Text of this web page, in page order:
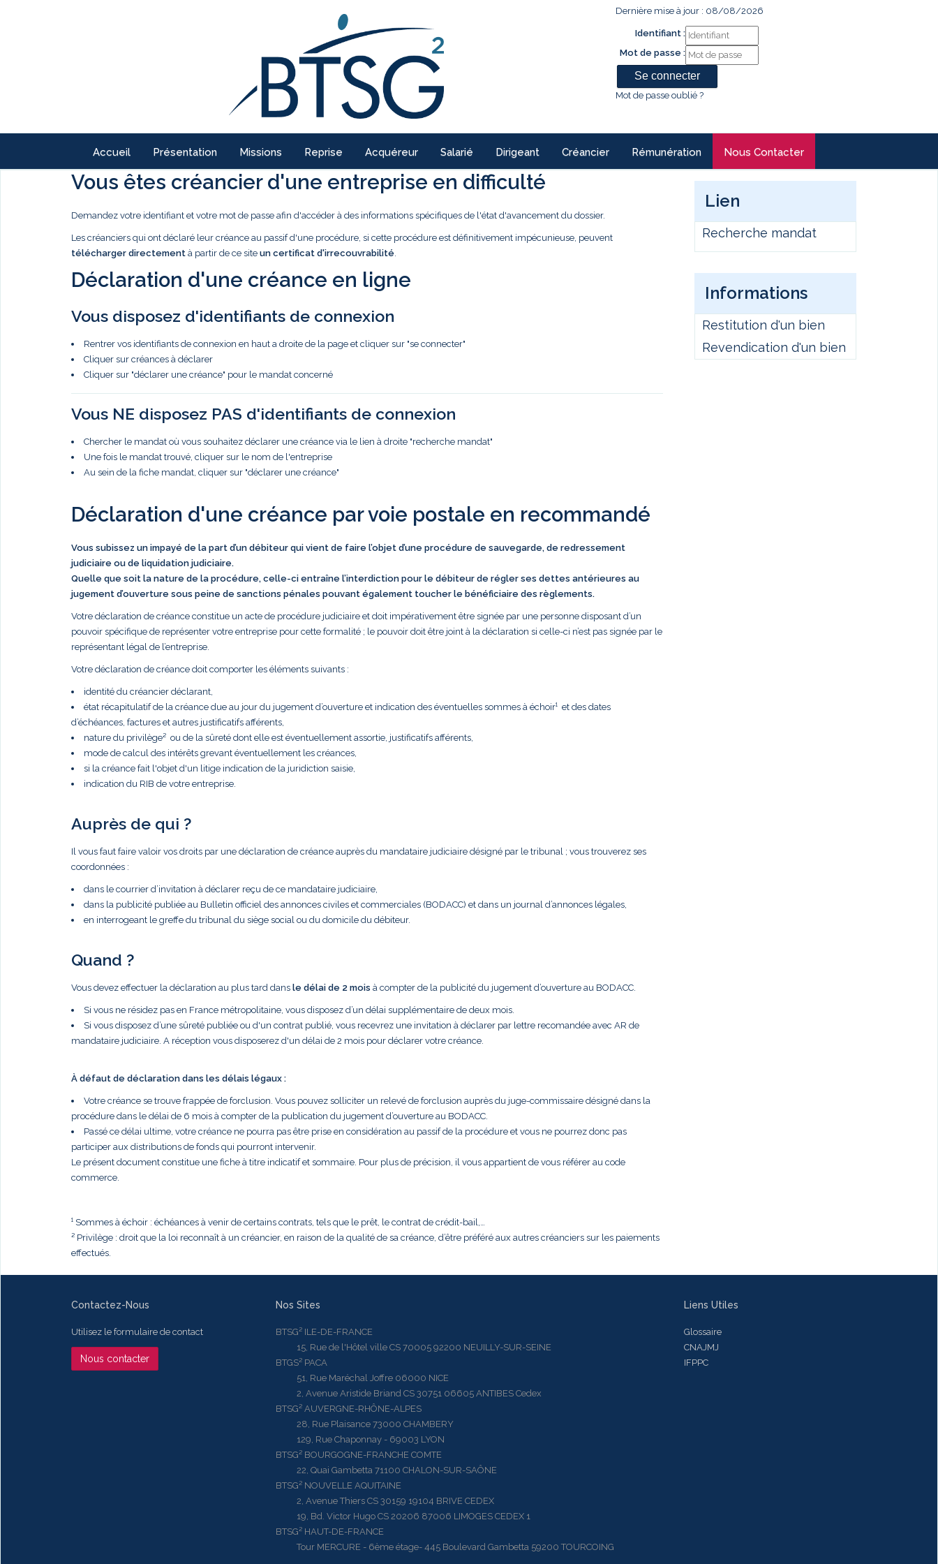
Dernière mise à jour : 08/08/2026
Identifiant :
Mot de passe :
Mot de passe oublié ?
Accueil Présentation Missions Reprise Acquéreur Salarié Dirigeant Créancier Rémunération Nous Contacter
Vous êtes créancier d'une entreprise en difficulté
Demandez votre identifiant et votre mot de passe afin d'accéder à des informations spécifiques de l'état d'avancement du dossier.
Les créanciers qui ont déclaré leur créance au passif d'une procédure, si cette procédure est définitivement impécunieuse, peuvent
télécharger directement à partir de ce site un certificat d'irrecouvrabilité.
Déclaration d'une créance en ligne
Vous disposez d'identifiants de connexion
Rentrer vos identifiants de connexion en haut a droite de la page et cliquer sur "se connecter"
Cliquer sur créances à déclarer
Cliquer sur "déclarer une créance" pour le mandat concerné
Vous NE disposez PAS d'identifiants de connexion
Chercher le mandat où vous souhaitez déclarer une créance via le lien à droite "recherche mandat"
Une fois le mandat trouvé, cliquer sur le nom de l'entreprise
Au sein de la fiche mandat, cliquer sur "déclarer une créance"
Déclaration d'une créance par voie postale en recommandé
Vous subissez un impayé de la part d’un débiteur qui vient de faire l’objet d’une procédure de sauvegarde, de redressement
judiciaire ou de liquidation judiciaire.
Quelle que soit la nature de la procédure, celle-ci entraîne l’interdiction pour le débiteur de régler ses dettes antérieures au
jugement d’ouverture sous peine de sanctions pénales pouvant également toucher le bénéficiaire des règlements.
Votre déclaration de créance constitue un acte de procédure judiciaire et doit impérativement être signée par une personne disposant d’un
pouvoir spécifique de représenter votre entreprise pour cette formalité ; le pouvoir doit être joint à la déclaration si celle-ci n’est pas signée par le
représentant légal de l’entreprise.
Votre déclaration de créance doit comporter les éléments suivants :
identité du créancier déclarant,
état récapitulatif de la créance due au jour du jugement d’ouverture et indication des éventuelles sommes à échoir¹ et des dates
d’échéances, factures et autres justificatifs afférents,
nature du privilège² ou de la sûreté dont elle est éventuellement assortie, justificatifs afférents,
mode de calcul des intérêts grevant éventuellement les créances,
si la créance fait l'objet d'un litige indication de la juridiction saisie,
indication du RIB de votre entreprise.
Auprès de qui ?
Il vous faut faire valoir vos droits par une déclaration de créance auprès du mandataire judiciaire désigné par le tribunal ; vous trouverez ses
coordonnées :
dans le courrier d’invitation à déclarer reçu de ce mandataire judiciaire,
dans la publicité publiée au Bulletin officiel des annonces civiles et commerciales (BODACC) et dans un journal d’annonces légales,
en interrogeant le greffe du tribunal du siège social ou du domicile du débiteur.
Quand ?
Vous devez effectuer la déclaration au plus tard dans le délai de 2 mois à compter de la publicité du jugement d’ouverture au BODACC.
Si vous ne résidez pas en France métropolitaine, vous disposez d’un délai supplémentaire de deux mois.
Si vous disposez d’une sûreté publiée ou d'un contrat publié, vous recevrez une invitation à déclarer par lettre recomandée avec AR de
mandataire judiciaire. A réception vous disposerez d'un délai de 2 mois pour déclarer votre créance.
À défaut de déclaration dans les délais légaux :
Votre créance se trouve frappée de forclusion. Vous pouvez solliciter un relevé de forclusion auprès du juge-commissaire désigné dans la
procédure dans le délai de 6 mois à compter de la publication du jugement d’ouverture au BODACC.
Passé ce délai ultime, votre créance ne pourra pas être prise en considération au passif de la procédure et vous ne pourrez donc pas
participer aux distributions de fonds qui pourront intervenir.
Le présent document constitue une fiche à titre indicatif et sommaire. Pour plus de précision, il vous appartient de vous référer au code
commerce.
¹ Sommes à échoir : échéances à venir de certains contrats, tels que le prêt, le contrat de crédit-bail,…
² Privilège : droit que la loi reconnaît à un créancier, en raison de la qualité de sa créance, d’être préféré aux autres créanciers sur les paiements
effectués.
Lien
Recherche mandat
Informations
Restitution d'un bien
Revendication d'un bien
Contactez-Nous
Utilisez le formulaire de contact
Nous contacter
Nos Sites
BTSG² ILE-DE-FRANCE
15, Rue de l'Hôtel ville CS 70005 92200 NEUILLY-SUR-SEINE
BTGS² PACA
51, Rue Maréchal Joffre 06000 NICE
2, Avenue Aristide Briand CS 30751 06605 ANTIBES Cedex
BTSG² AUVERGNE-RHÔNE-ALPES
28, Rue Plaisance 73000 CHAMBERY
129, Rue Chaponnay - 69003 LYON
BTSG² BOURGOGNE-FRANCHE COMTE
22, Quai Gambetta 71100 CHALON-SUR-SAÔNE
BTSG² NOUVELLE AQUITAINE
2, Avenue Thiers CS 30159 19104 BRIVE CEDEX
19, Bd. Victor Hugo CS 20206 87006 LIMOGES CEDEX 1
BTSG² HAUT-DE-FRANCE
Tour MERCURE - 6ème étage- 445 Boulevard Gambetta 59200 TOURCOING
Liens Utiles
Glossaire
CNAJMJ
IFPPC